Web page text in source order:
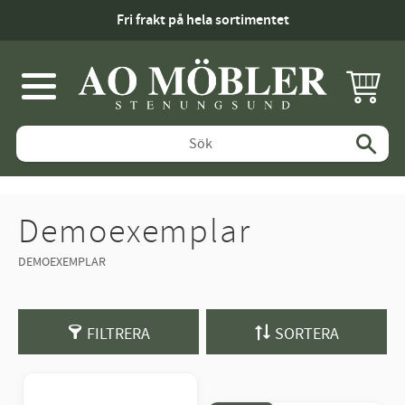
Fri frakt på hela sortimentet
Meny
Demoexemplar
DEMOEXEMPLAR
FILTRERA SORTERA